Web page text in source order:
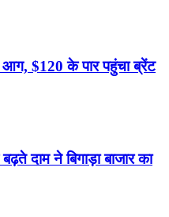
$120 के पार पहुंचा ब्रेंट
दाम ने बिगाड़ा बाजार का